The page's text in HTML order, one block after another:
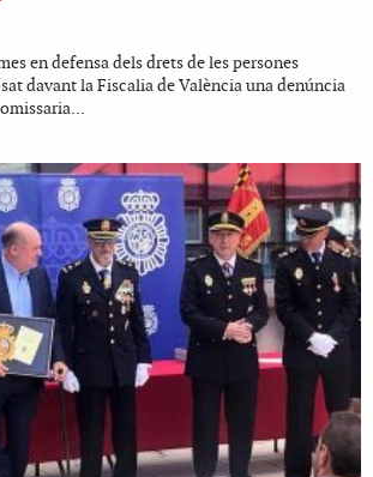
en defensa dels drets de les persones
davant la Fiscalia de València una denúncia